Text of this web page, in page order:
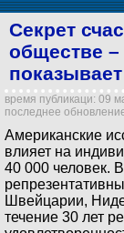
Секрет
обществе –
время публикаци: 09
последнее
Американские
влияет на
40 000 человек. В
Швейцарии,
течение 30 лет